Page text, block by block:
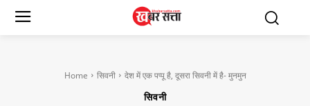
Home सिवनी देश में एक पप्पू है, दूसरा सिवनी में है- मुनमुन
सिवनी